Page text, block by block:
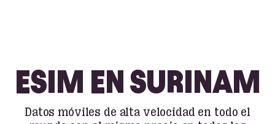
ESIM EN SURINAM
Datos móviles de alta velocidad en todo el